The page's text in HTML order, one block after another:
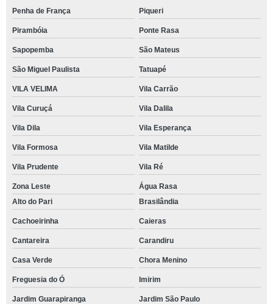
Penha de França Piqueri
Pirambóia Ponte Rasa
Sapopemba São Mateus
São Miguel Paulista Tatuapé
VILA VELIMA Vila Carrão
Vila Curuçá Vila Dalila
Vila Dila Vila Esperança
Vila Formosa Vila Matilde
Vila Prudente Vila Ré
Zona Leste
Água Rasa
Alto do Pari
Brasilândia
Cachoeirinha Caieras
Cantareira Carandiru
Casa Verde Chora Menino
Freguesia do Ó Imirim
Jardim Guarapiranga Jardim São Paulo